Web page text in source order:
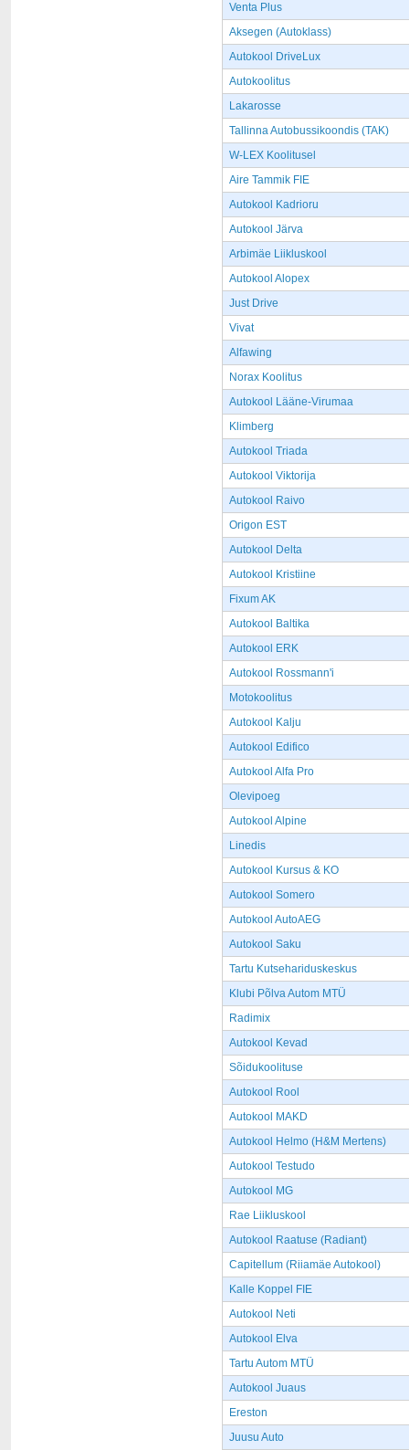
Venta Plus
Aksegen (Autoklass)
Autokool DriveLux
Autokoolitus
Lakarosse
Tallinna Autobussikoondis (TAK)
W-LEX Koolitusel
Aire Tammik FIE
Autokool Kadrioru
Autokool Järva
Arbimäe Liikluskool
Autokool Alopex
Just Drive
Vivat
Alfawing
Norax Koolitus
Autokool Lääne-Virumaa
Klimberg
Autokool Triada
Autokool Viktorija
Autokool Raivo
Origon EST
Autokool Delta
Autokool Kristiine
Fixum AK
Autokool Baltika
Autokool ERK
Autokool Rossmann'i
Motokoolitus
Autokool Kalju
Autokool Edifico
Autokool Alfa Pro
Olevipoeg
Autokool Alpine
Linedis
Autokool Kursus & KO
Autokool Somero
Autokool AutoAEG
Autokool Saku
Tartu Kutsehariduskeskus
Klubi Põlva Autom MTÜ
Radimix
Autokool Kevad
Sõidukoolituse
Autokool Rool
Autokool MAKD
Autokool Helmo (H&M Mertens)
Autokool Testudo
Autokool MG
Rae Liikluskool
Autokool Raatuse (Radiant)
Capitellum (Riiamäe Autokool)
Kalle Koppel FIE
Autokool Neti
Autokool Elva
Tartu Autom MTÜ
Autokool Juaus
Ereston
Juusu Auto